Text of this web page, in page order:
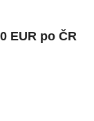
EUR po ČR